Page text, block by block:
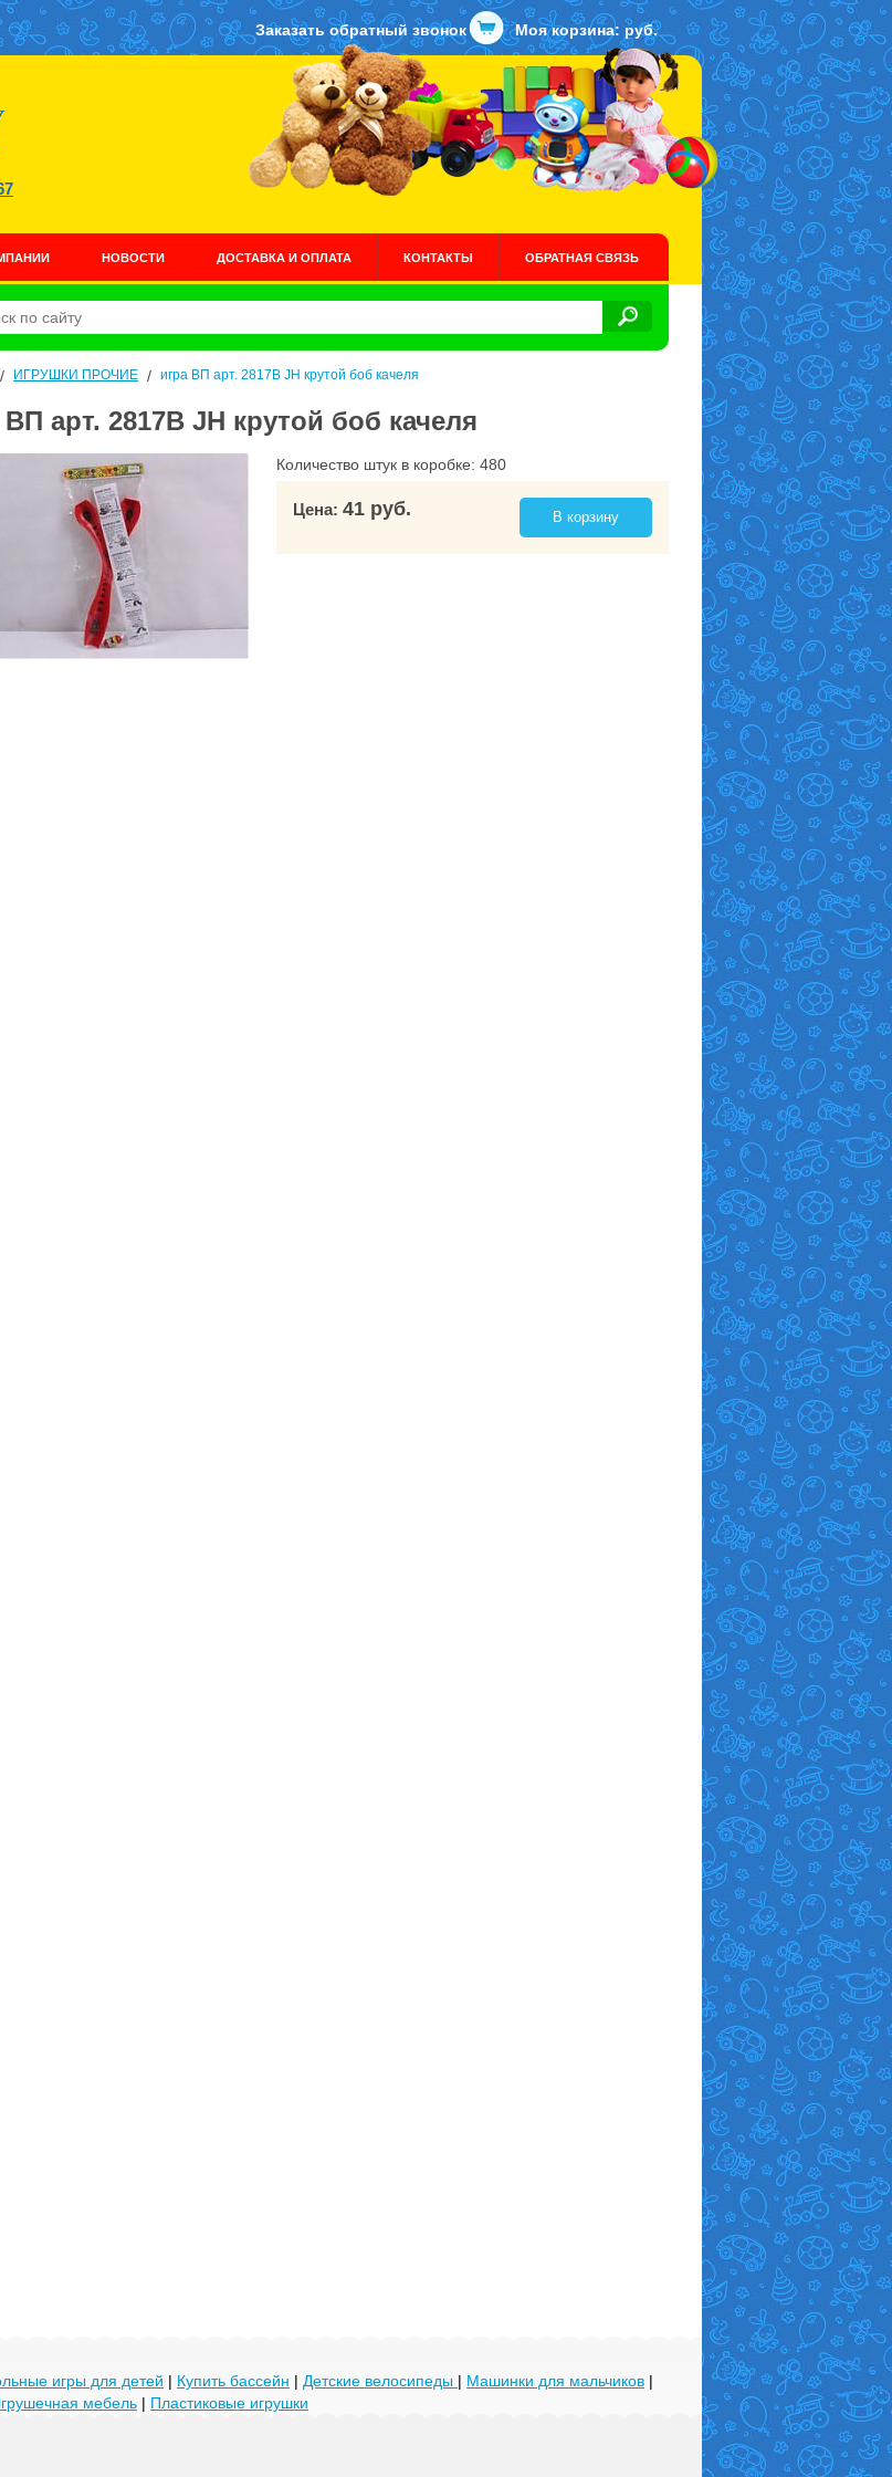
Заказать обратный звонок Моя корзина: руб.
НОВОСТИ ДОСТАВКА И ОПЛАТА КОНТАКТЫ ОБРАТНАЯ СВЯЗЬ
/ ИГРУШКИ ПРОЧИЕ / игра ВП арт. 2817В JH крутой боб качеля
ВП арт. 2817В JH крутой боб качеля
Количество штук в коробке: 480
Цена: 41 руб. В корзину
игры для детей | Купить бассейн | Детские велосипеды | Машинки для мальчиков |
мебель | Пластиковые игрушки